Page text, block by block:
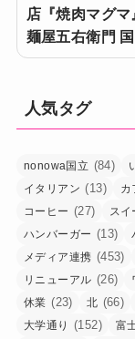
店『焼肉マグ
麺屋五右衛門
人気タグ
nonowa国立 (84)
イタリアン (13) カ
コーヒー (27) スイ
ハンバーガー (13)
メディア連携 (453)
リニューアル (26)
休業 (23) 北 (66)
大学通り (152) 富